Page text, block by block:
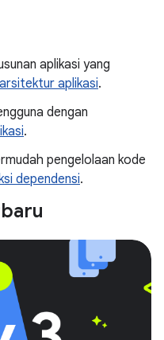
aplikasi yang
aplikasi.
dengan
.
pengelolaan kode
dependensi.